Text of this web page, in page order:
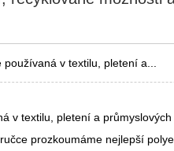
v textilu, pletení a...
v textilu, pletení a
prozkoumáme nejlepší